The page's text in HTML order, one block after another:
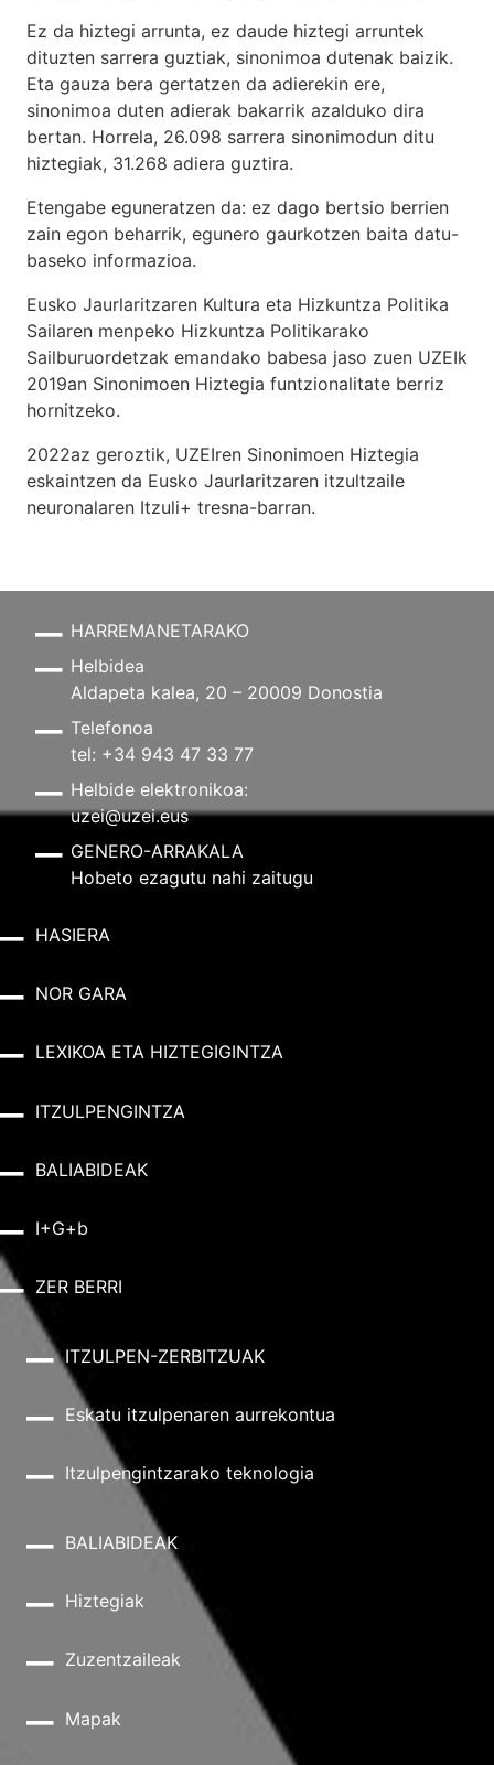
Ez da hiztegi arrunta, ez daude hiztegi arruntek
dituzten sarrera guztiak, sinonimoa dutenak baizik.
Eta gauza bera gertatzen da adierekin ere,
sinonimoa duten adierak bakarrik azalduko dira
bertan. Horrela, 26.098 sarrera sinonimodun ditu
hiztegiak, 31.268 adiera guztira.
Etengabe eguneratzen da: ez dago bertsio berrien
zain egon beharrik, egunero gaurkotzen baita datu-
baseko informazioa.
Eusko Jaurlaritzaren Kultura eta Hizkuntza Politika
Sailaren menpeko Hizkuntza Politikarako
Sailburuordetzak emandako babesa jaso zuen UZEIk
2019an Sinonimoen Hiztegia funtzionalitate berriz
hornitzeko.
2022az geroztik, UZEIren Sinonimoen Hiztegia
eskaintzen da Eusko Jaurlaritzaren itzultzaile
neuronalaren Itzuli+ tresna-barran.
HARREMANETARAKO
Helbidea
Aldapeta kalea, 20 – 20009 Donostia
Telefonoa
tel: +34 943 47 33 77
Helbide elektronikoa:
uzei@uzei.eus
GENERO-ARRAKALA
Hobeto ezagutu nahi zaitugu
HASIERA
NOR GARA
LEXIKOA ETA HIZTEGIGINTZA
ITZULPENGINTZA
BALIABIDEAK
I+G+b
ZER BERRI
ITZULPEN-ZERBITZUAK
Eskatu itzulpenaren aurrekontua
Itzulpengintzarako teknologia
BALIABIDEAK
Hiztegiak
Zuzentzaileak
Mapak